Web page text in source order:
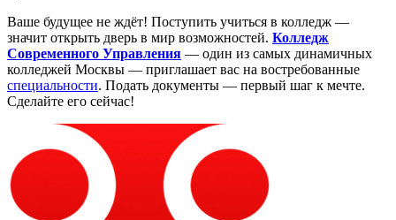
Ваше будущее не ждёт! Поступить учиться в колледж —
значит открыть дверь в мир возможностей. Колледж
Современного Управления — один из самых динамичных
колледжей Москвы — приглашает вас на востребованные
специальности. Подать документы — первый шаг к мечте.
Сделайте его сейчас!